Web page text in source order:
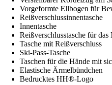
Vorgeformte Ellbogen für
Reißverschlussinnentasche
Innentasche
Reißverschlusstasche für
Tasche mit Reißverschluss
Ski-Pass-Tasche
Taschen für die Hände mit
Elastische Ärmelbündchen
Bedrucktes HH®-Logo